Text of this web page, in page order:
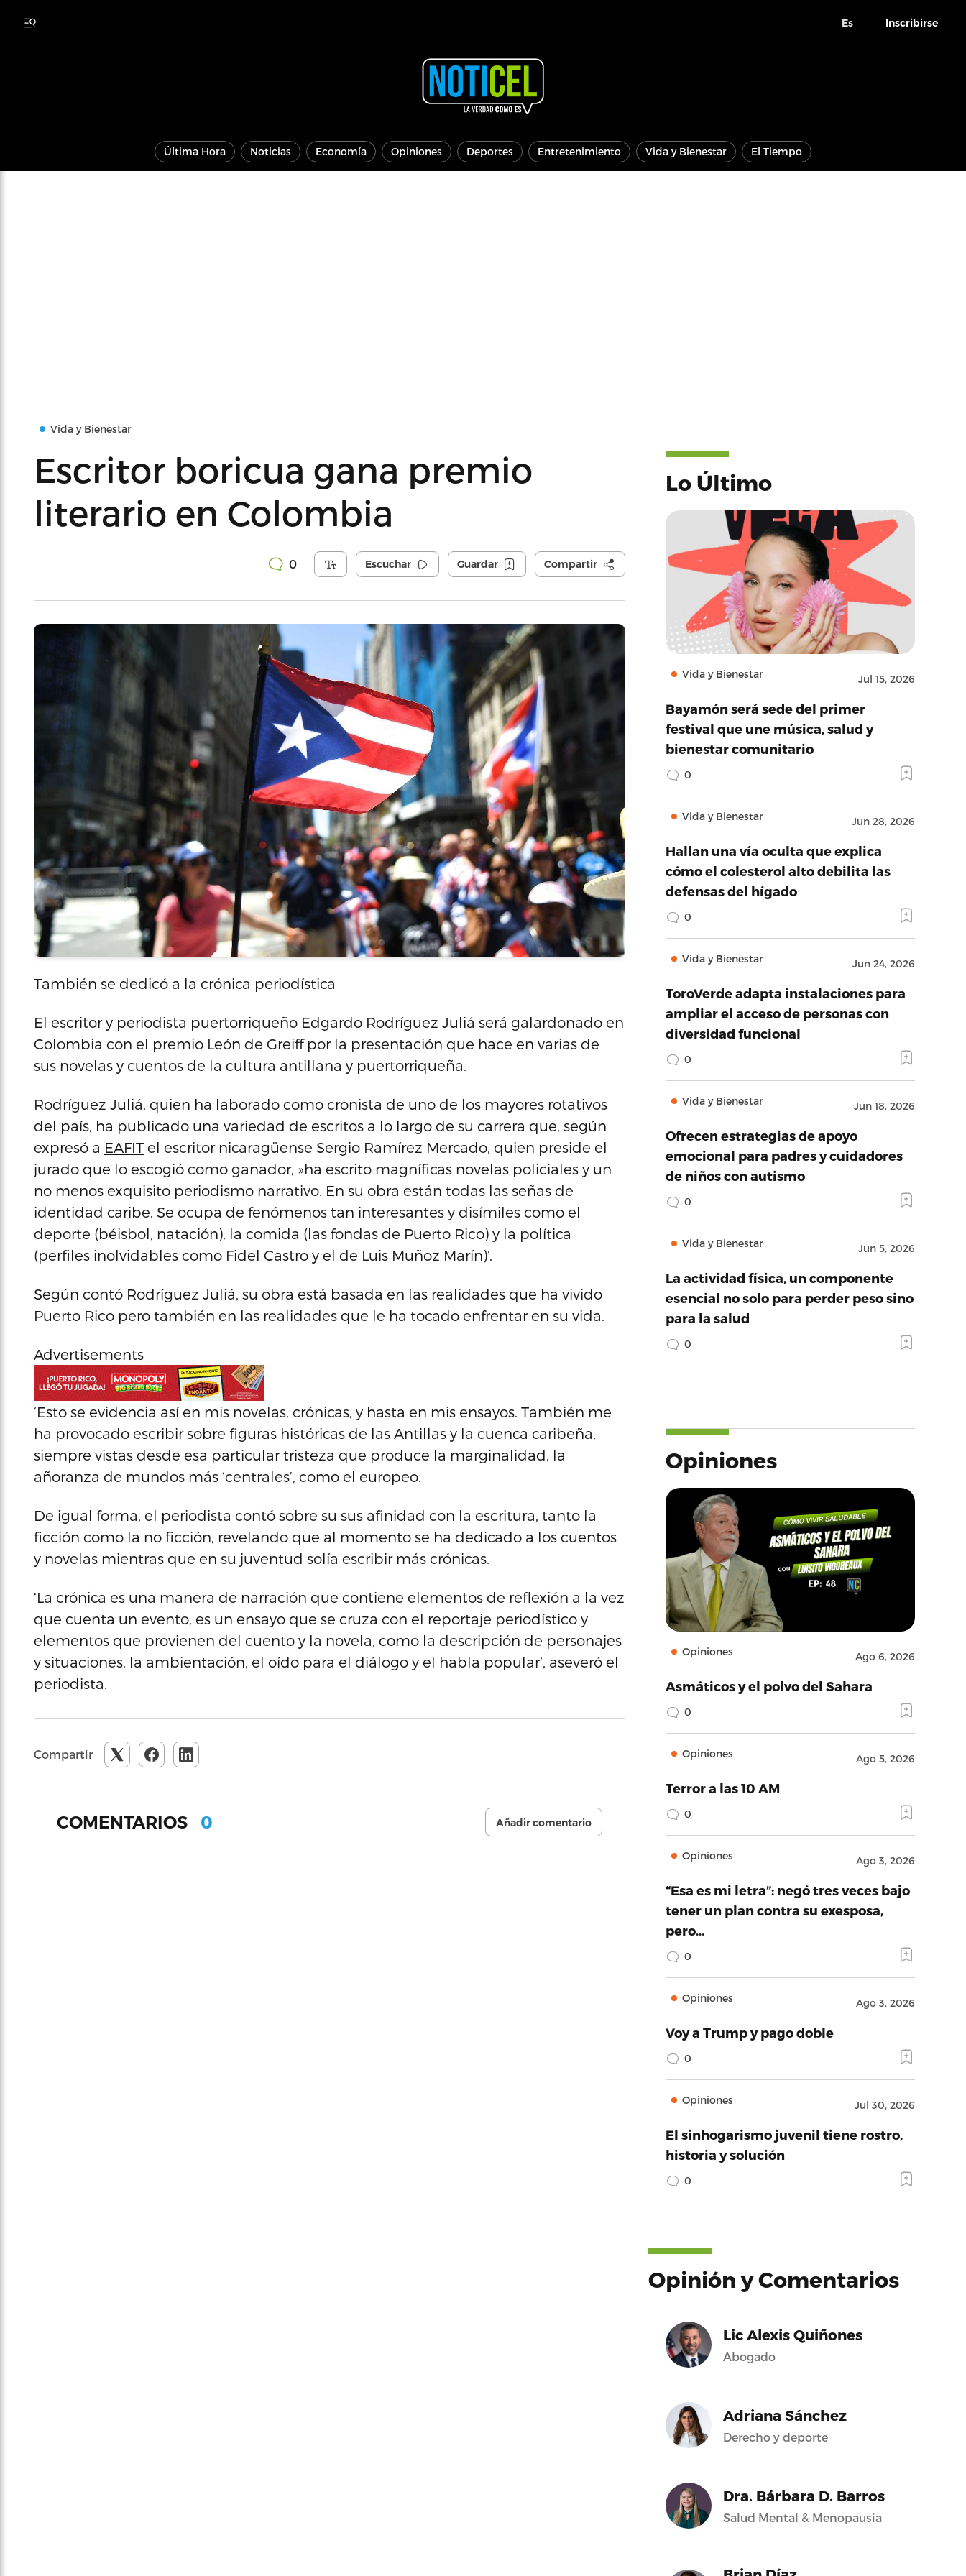
Es Inscribirse
Última Hora Noticias Economía Opiniones Deportes Entretenimiento Vida y Bienestar El Tiempo
Vida y Bienestar
Escritor boricua gana premio
literario en Colombia
0 Escuchar Guardar Compartir
También se dedicó a la crónica periodística
El escritor y periodista puertorriqueño Edgardo Rodríguez Juliá será galardonado en
Colombia con el premio León de Greiff por la presentación que hace en varias de
sus novelas y cuentos de la cultura antillana y puertorriqueña.
Rodríguez Juliá, quien ha laborado como cronista de uno de los mayores rotativos
del país, ha publicado una variedad de escritos a lo largo de su carrera que, según
expresó a EAFIT el escritor nicaragüense Sergio Ramírez Mercado, quien preside el
jurado que lo escogió como ganador, »ha escrito magníficas novelas policiales y un
no menos exquisito periodismo narrativo. En su obra están todas las señas de
identidad caribe. Se ocupa de fenómenos tan interesantes y disímiles como el
deporte (béisbol, natación), la comida (las fondas de Puerto Rico) y la política
(perfiles inolvidables como Fidel Castro y el de Luis Muñoz Marín)’.
Según contó Rodríguez Juliá, su obra está basada en las realidades que ha vivido
Puerto Rico pero también en las realidades que le ha tocado enfrentar en su vida.
Advertisements
‘Esto se evidencia así en mis novelas, crónicas, y hasta en mis ensayos. También me
ha provocado escribir sobre figuras históricas de las Antillas y la cuenca caribeña,
siempre vistas desde esa particular tristeza que produce la marginalidad, la
añoranza de mundos más ‘centrales’, como el europeo.
De igual forma, el periodista contó sobre su sus afinidad con la escritura, tanto la
ficción como la no ficción, revelando que al momento se ha dedicado a los cuentos
y novelas mientras que en su juventud solía escribir más crónicas.
‘La crónica es una manera de narración que contiene elementos de reflexión a la vez
que cuenta un evento, es un ensayo que se cruza con el reportaje periodístico y
elementos que provienen del cuento y la novela, como la descripción de personajes
y situaciones, la ambientación, el oído para el diálogo y el habla popular’, aseveró el
periodista.
Compartir
COMENTARIOS 0 Añadir comentario
Lo Último
Vida y Bienestar Jul 15, 2026
Bayamón será sede del primer
festival que une música, salud y
bienestar comunitario
0
Vida y Bienestar Jun 28, 2026
Hallan una vía oculta que explica
cómo el colesterol alto debilita las
defensas del hígado
0
Vida y Bienestar Jun 24, 2026
ToroVerde adapta instalaciones para
ampliar el acceso de personas con
diversidad funcional
0
Vida y Bienestar Jun 18, 2026
Ofrecen estrategias de apoyo
emocional para padres y cuidadores
de niños con autismo
0
Vida y Bienestar Jun 5, 2026
La actividad física, un componente
esencial no solo para perder peso sino
para la salud
0
Opiniones
Opiniones Ago 6, 2026
Asmáticos y el polvo del Sahara
0
Opiniones Ago 5, 2026
Terror a las 10 AM
0
Opiniones Ago 3, 2026
“Esa es mi letra”: negó tres veces bajo
tener un plan contra su exesposa,
pero…
0
Opiniones Ago 3, 2026
Voy a Trump y pago doble
0
Opiniones Jul 30, 2026
El sinhogarismo juvenil tiene rostro,
historia y solución
0
Opinión y Comentarios
Lic Alexis Quiñones
Abogado
Adriana Sánchez
Derecho y deporte
Dra. Bárbara D. Barros
Salud Mental & Menopausia